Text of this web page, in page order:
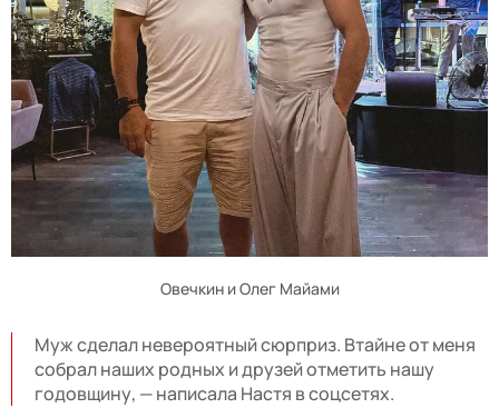
Овечкин и Олег Майами
Муж сделал невероятный сюрприз. Втайне от меня
собрал наших родных и друзей отметить нашу
годовщину, — написала Настя в соцсетях.